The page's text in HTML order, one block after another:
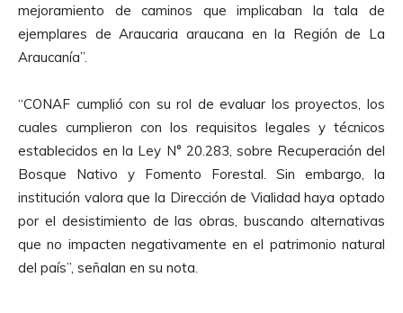
mejoramiento de caminos que implicaban la tala de
ejemplares de Araucaria araucana en la Región de La
Araucanía”.
“CONAF cumplió con su rol de evaluar los proyectos, los
cuales cumplieron con los requisitos legales y técnicos
establecidos en la Ley N° 20.283, sobre Recuperación del
Bosque Nativo y Fomento Forestal. Sin embargo, la
institución valora que la Dirección de Vialidad haya optado
por el desistimiento de las obras, buscando alternativas
que no impacten negativamente en el patrimonio natural
del país”, señalan en su nota.